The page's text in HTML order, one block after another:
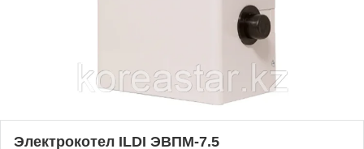
Электрокотел ILDI ЭВПМ-7.5